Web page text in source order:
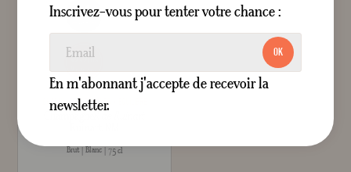
CHARNU FRUITS MÛRS
Brut Blanc 75 cl
Inscrivez-vous pour tenter votre chance :
OK
En m'abonnant j'accepte de recevoir la
newsletter.